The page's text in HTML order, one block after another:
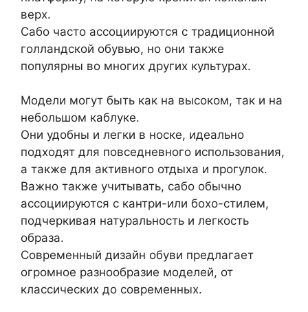
верх.
Сабо часто ассоциируются с традиционной
голландской обувью, но они также
популярны во многих других культурах.
Модели могут быть как на высоком, так и на
небольшом каблуке.
Они удобны и легки в носке, идеально
подходят для повседневного использования,
а также для активного отдыха и прогулок.
Важно также учитывать, сабо обычно
ассоциируются с кантри-или бохо-стилем,
подчеркивая натуральность и легкость
образа.
Современный дизайн обуви предлагает
огромное разнообразие моделей, от
классических до современных.